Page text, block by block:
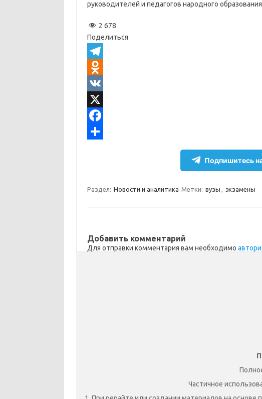
руководителей и педагогов народного
2 678
Поделиться
T
e
e
g
O
n
o
i
V
KX
k
и
Подпишитесь
Раздел: Новости и аналитика Метки: вузы , экзамены
Добавить комментарий
Для отправки комментария вам необходимо
Частичное